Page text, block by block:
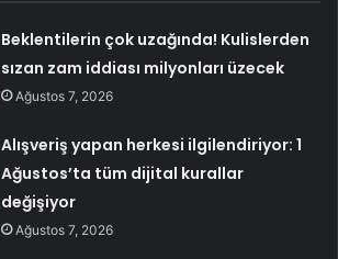
Beklentilerin çok uzağında! Kulislerden
sızan zam iddiası milyonları üzecek
Ağustos 7, 2026
Alışveriş yapan herkesi ilgilendiriyor: 1
Ağustos’ta tüm dijital kurallar
değişiyor
Ağustos 7, 2026